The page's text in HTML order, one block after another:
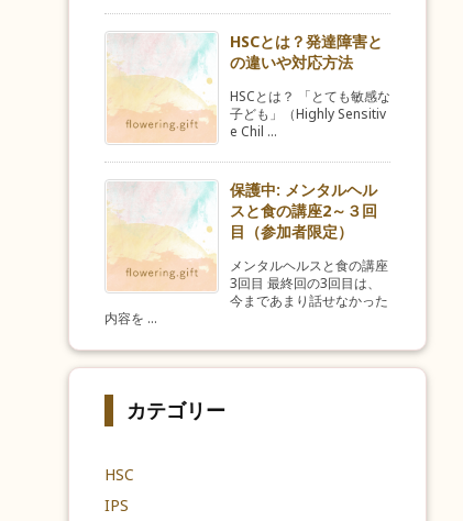
HSCとは？発達障害と
の違いや対応方法
HSCとは？ 「とても敏感な
子ども」（Highly Sensitiv
e Chil ...
保護中: メンタルヘル
スと食の講座2～３回
目（参加者限定）
メンタルヘルスと食の講座
3回目 最終回の3回目は、
今まであまり話せなかった
内容を ...
カテゴリー
HSC
IPS